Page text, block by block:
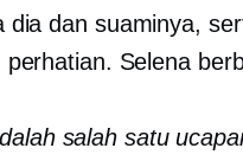
dia dan suaminya,
perhatian. Selena
salah satu